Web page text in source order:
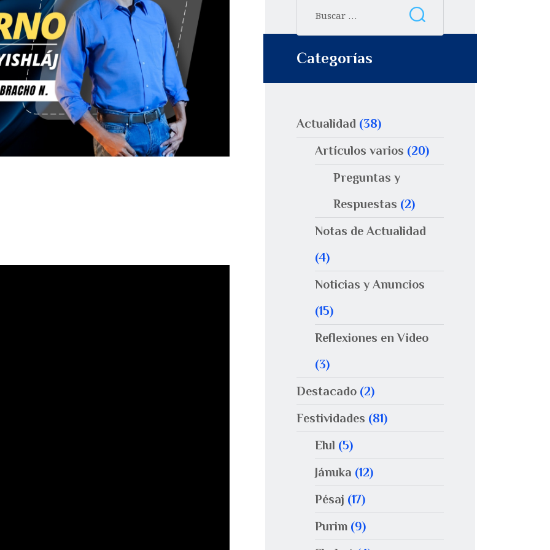
Categorías
Actualidad (38)
Artículos varios (20)
Preguntas y
Respuestas (2)
Notas de Actualidad
(4)
Noticias y Anuncios
(15)
Reflexiones en Video
(3)
Destacado (2)
Festividades (81)
Elul (5)
Jánuka (12)
Pésaj (17)
Purim (9)